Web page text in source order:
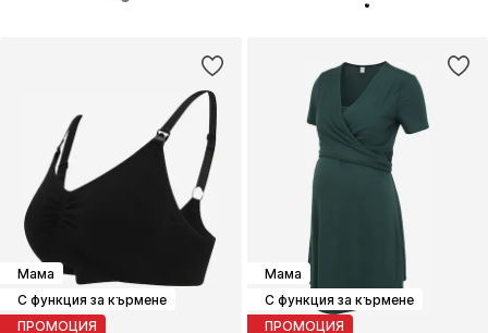
Мама
С функция за кърмене
ПРОМОЦИЯ
Мама
С функция за кърмене
ПРОМОЦИЯ